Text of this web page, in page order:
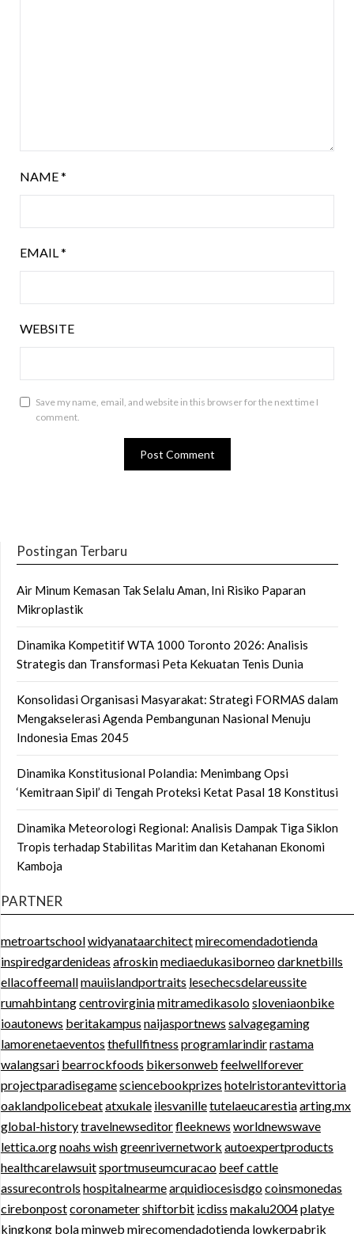
NAME*
EMAIL*
WEBSITE
Save my name, email, and website in this browser for the next time I
comment.
Postingan Terbaru
Air Minum Kemasan Tak Selalu Aman, Ini Risiko Paparan
Mikroplastik
Dinamika Kompetitif WTA 1000 Toronto 2026: Analisis
Strategis dan Transformasi Peta Kekuatan Tenis Dunia
Konsolidasi Organisasi Masyarakat: Strategi FORMAS dalam
Mengakselerasi Agenda Pembangunan Nasional Menuju
Indonesia Emas 2045
Dinamika Konstitusional Polandia: Menimbang Opsi
‘Kemitraan Sipil’ di Tengah Proteksi Ketat Pasal 18 Konstitusi
Dinamika Meteorologi Regional: Analisis Dampak Tiga Siklon
Tropis terhadap Stabilitas Maritim dan Ketahanan Ekonomi
Kamboja
PARTNER
metroartschoolwidyanataarchitectmirecomendadotienda
inspiredgardenideas afroskinmediaedukasiborneodarknetbills
ellacoffeemallmauiislandportraits lesechecsdelareussite
rumahbintangcentrovirginiamitramedikasolosloveniaonbike
ioautonews beritakampus naijasportnews salvagegaming
lamorenetaeventos thefullfitness programlarindirrastama
walangsari bearrockfoods bikersonweb feelwellforever
projectparadisegamesciencebookprizes hotelristorantevittoria
oaklandpolicebeatatxukale ilesvanilletutelaeucarestiaarting.mx
global-historytravelnewseditorfleeknews worldnewswave
lettica.orgnoahs wishgreenrivernetwork autoexpertproducts
healthcarelawsuitsportmuseumcuracao beef cattle
assurecontrols hospitalnearmearquidiocesisdgocoinsmonedas
cirebonpostcoronametershiftorbit icdiss makalu2004platye
kingkong bolaminweb mirecomendadotienda lowkerpabrik